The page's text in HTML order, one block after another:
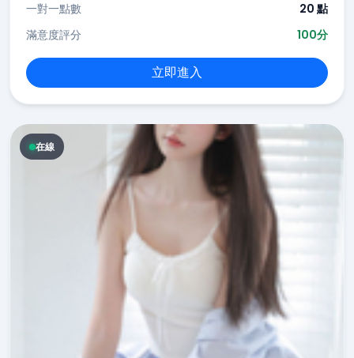
一對一點數
20 點
滿意度評分
100分
立即進入
在線